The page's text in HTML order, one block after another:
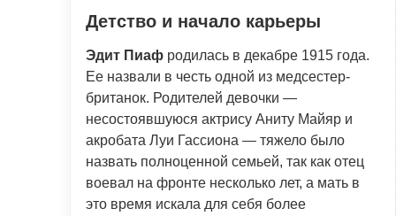
Детство и начало карьеры
Эдит Пиаф родилась в декабре 1915 года.
Ее назвали в честь одной из медсестер-
британок. Родителей девочки —
несостоявшуюся актрису Аниту Майяр и
акробата Луи Гассиона — тяжело было
назвать полноценной семьей, так как отец
воевал на фронте несколько лет, а мать в
это время искала для себя более